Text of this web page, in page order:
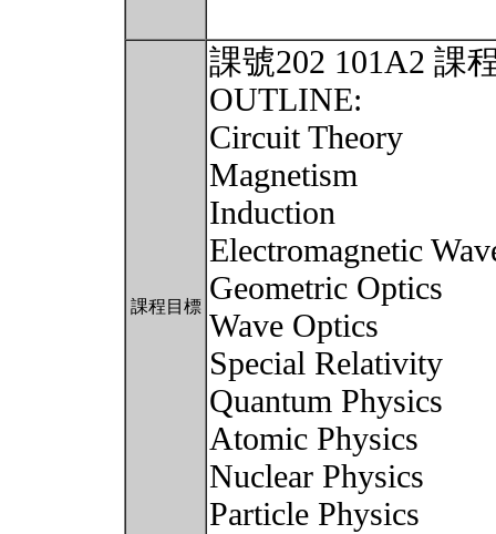
課程目標
課號202 101A2 課
OUTLINE:
Circuit Theory
Magnetism
Induction
Electromagnetic
Geometric Optics
Wave Optics
Special Relativity
Quantum Physics
Atomic Physics
Nuclear Physics
Particle Physics